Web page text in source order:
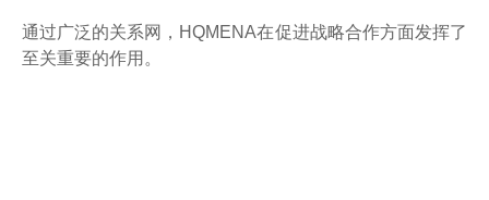
通过广泛的关系网，HQMENA在促进战略合作方面发挥了
至关重要的作用。